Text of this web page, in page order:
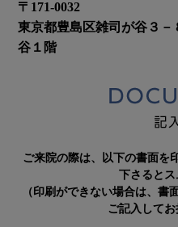
〒171-0032
東京都豊島区雑司が谷３
谷１階
ご来院の際は、以下の書面を
下さるとス
（印刷ができない場合は、書
ご記入してお